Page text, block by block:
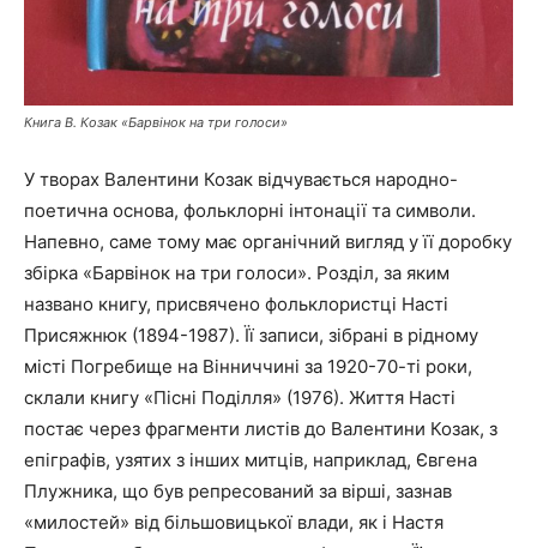
Книга В. Козак «Барвінок на три голоси»
У творах Валентини Козак відчувається народно-
поетична основа, фольклорні інтонації та символи.
Напевно, саме тому має органічний вигляд у її доробку
збірка «Барвінок на три голоси». Розділ, за яким
названо книгу, присвячено фольклористці Насті
Присяжнюк (1894-1987). Її записи, зібрані в рідному
місті Погребище на Вінниччині за 1920-70-ті роки,
склали книгу «Пісні Поділля» (1976). Життя Насті
постає через фрагменти листів до Валентини Козак, з
епіграфів, узятих з інших митців, наприклад, Євгена
Плужника, що був репресований за вірші, зазнав
«милостей» від більшовицької влади, як і Настя